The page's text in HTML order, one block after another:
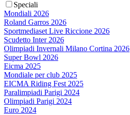
Speciali
Mondiali 2026
Roland Garros 2026
Sportmediaset Live Riccione 2026
Scudetto Inter 2026
Olimpiadi Invernali Milano Cortina 2026
Super Bowl 2026
Eicma 2025
Mondiale per club 2025
EICMA Riding Fest 2025
Paralimpiadi Parigi 2024
Olimpiadi Parigi 2024
Euro 2024